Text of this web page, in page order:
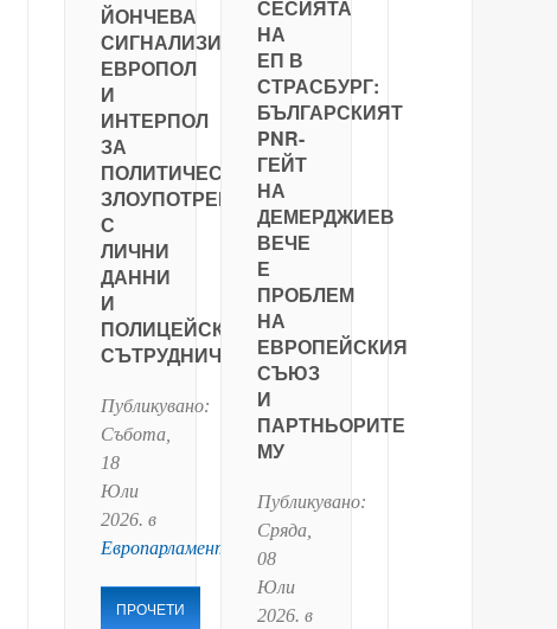
ЙОНЧЕВА
СИГНАЛИЗИРА
ЕВРОПОЛ
И
ИНТЕРПОЛ
ЗА
ПОЛИТИЧЕСКА
ЗЛОУПОТРЕБА
С
ЛИЧНИ
ДАННИ
И
ПОЛИЦЕЙСКО
СЪТРУДНИЧЕСТВО
Публикувано:
Събота,
18
Юли
2026. в
Европарламент
ПРОЧЕТИ
СЕСИЯТА
НА
ЕП В
СТРАСБУРГ:
БЪЛГАРСКИЯТ
PNR-
ГЕЙТ
НА
ДЕМЕРДЖИЕВ
ВЕЧЕ
Е
ПРОБЛЕМ
НА
ЕВРОПЕЙСКИЯ
СЪЮЗ
И
ПАРТНЬОРИТЕ
МУ
Публикувано:
Сряда,
08
Юли
2026. в